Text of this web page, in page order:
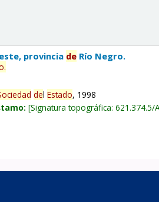
provincia de Río Negro.
.
delEstado, 1998
Signatura topográfica:621.374.5/